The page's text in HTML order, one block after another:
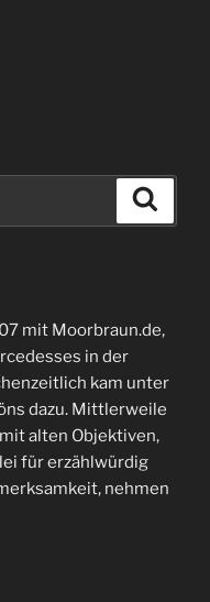
mit Moorbraun.de,
in der
kam unter
dazu. Mittlerweile
alten Objektiven,
für erzählwürdig
nehmen